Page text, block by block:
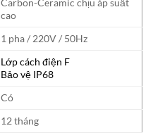
Carbon-Ceramic chịu áp suất
cao
1 pha / 220V / 50Hz
Lớp cách điện F
Bảo vệ IP68
Có
12 tháng